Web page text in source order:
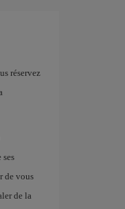
réservez
ses
de vous
de la